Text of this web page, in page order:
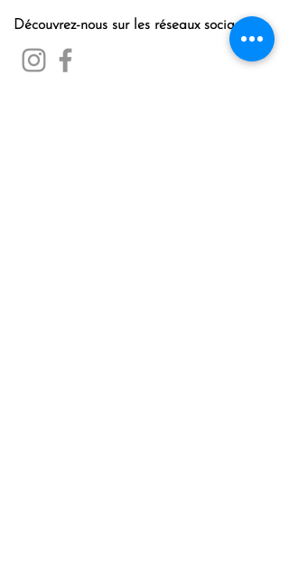
Découvrez-nous sur les réseaux sociaux